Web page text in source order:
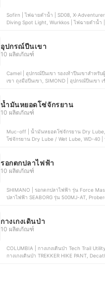
Sofirn | ไฟฉายดำน้ำ | SD08, X-Adventurer | M1500 LED Scuba
Diving Spot Light, Wurkkos | ไฟฉายดำน้ำ | DL10R, Trustfire | Diving
อุปกรณ์ปีนเขา
10 ผลิตภัณฑ์
Camel | อุปกรณ์ปีนเขา รองเท้าปีนเขาสําหรั
เขา ถุงมือปีนเขา, SIMOND | อุปกรณ์ปีนเขา เ
น้ำมันหยอดโซ่จักรยาน
10 ผลิตภัณฑ์
Muc-off | น้ำมันหยอดโซ่จักรยาน Dry Lube, Finish Line | น้ำมันหยอด
โซ่จักรยาน Dry Lube / Wet Lube, WD-40
รอกตกปลาไฟฟ้า
10 ผลิตภัณฑ์
SHIMANO | รอกตกปลาไฟฟ้า รุ่น Force
ปลาไฟฟ้า SEABORG รุ่น 500MJ-AT,
กางเกงเดินป่า
10 ผลิตภัณฑ์
COLUMBIA | กางเกงเดินป่า Tech Trail
กางเกงเดินป่า TREKKER HIKE PANT,